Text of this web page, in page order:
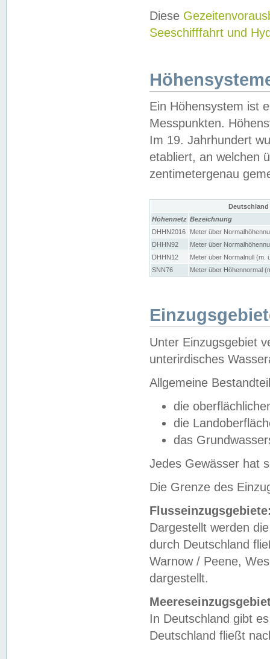
Diese
Seeschifffahrt und
Ein Höhensystem ist
Messpunkten.
Im 19. Jahrhundert
etabliert, an welchen
zentimetergenau
Höhennetz Bezeichnung
DHHN2016
Meter über
DHHN92
Meter über
DHHN12
Meter über Normalnull (m.
SNN76
Meter über Höhennormal
Unter Einzugsgebiet
unterirdisches
Allgemeine
die
die
das
Jedes Gewässer hat
Die Grenze des
Dargestellt werden
durch Deutschland
Warnow / Peene,
dargestellt.
In Deutschland gibt
Deutschland fließt